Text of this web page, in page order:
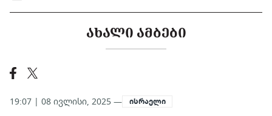
ᲐᲮᲐᲚᲘ ᲐᲛᲑᲔᲑᲘ
19:07 | 08 ივლისი, 2025 — ისრაელი